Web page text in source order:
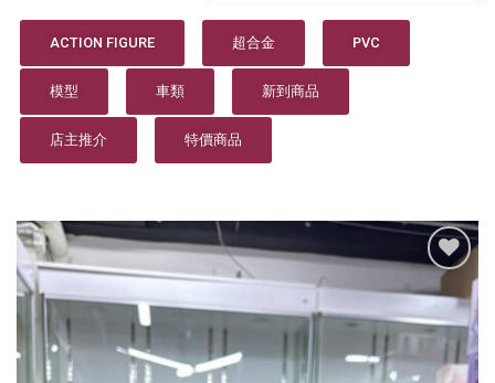
ACTION FIGURE 超合金 PVC
模型 車類 新到商品
店主推介 特價商品